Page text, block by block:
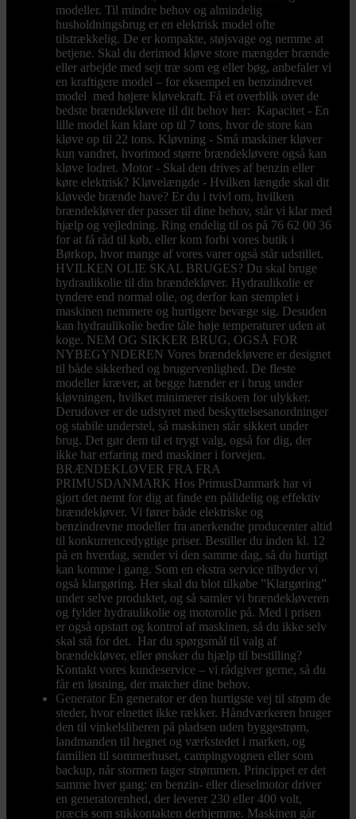
modeller. Til mindre behov og almindelig
husholdningsbrug er en elektrisk model ofte
tilstrækkelig. De er kompakte, støjsvage og nemme at
betjene. Skal du derimod kløve store mængder brænde
eller arbejde med sejt træ som eg eller bøg, anbefaler vi
en kraftigere model – for eksempel en benzindrevet
model med højere kløvekraft. Få et overblik over de
bedste brændekløvere til dit behov her: Kapacitet - En
lille model kan klare op til 7 tons, hvor de store kan
kløve op til 22 tons. Kløvning - Små maskiner kløver
kun vandret, hvorimod større brændekløvere også kan
kløve lodret. Motor - Skal den drives af benzin eller
køre elektrisk? Kløvelængde - Hvilken længde skal dit
kløvede brænde have? Er du i tvivl om, hvilken
brændekløver der passer til dine behov, står vi klar med
hjælp og vejledning. Ring endelig til os på 76 62 00 36
for at få råd til køb, eller kom forbi vores butik i
Børkop, hvor mange af vores varer også står udstillet.
HVILKEN OLIE SKAL BRUGES? Du skal bruge
hydraulikolie til din brændekløver. Hydraulikolie er
tyndere end normal olie, og derfor kan stemplet i
maskinen nemmere og hurtigere bevæge sig. Desuden
kan hydraulikolie bedre tåle høje temperaturer uden at
koge. NEM OG SIKKER BRUG, OGSÅ FOR
NYBEGYNDEREN Vores brændekløvere er designet
til både sikkerhed og brugervenlighed. De fleste
modeller kræver, at begge hænder er i brug under
kløvningen, hvilket minimerer risikoen for ulykker.
Derudover er de udstyret med beskyttelsesanordninger
og stabile understel, så maskinen står sikkert under
brug. Det gør dem til et trygt valg, også for dig, der
ikke har erfaring med maskiner i forvejen.
BRÆNDEKLØVER FRA FRA
PRIMUSDANMARK Hos PrimusDanmark har vi
gjort det nemt for dig at finde en pålidelig og effektiv
brændekløver. Vi fører både elektriske og
benzindrevne modeller fra anerkendte producenter altid
til konkurrencedygtige priser. Bestiller du inden kl. 12
på en hverdag, sender vi den samme dag, så du hurtigt
kan komme i gang. Som en ekstra service tilbyder vi
også klargøring. Her skal du blot tilkøbe ”Klargøring”
under selve produktet, og så samler vi brændekløveren
og fylder hydraulikolie og motorolie på. Med i prisen
er også opstart og kontrol af maskinen, så du ikke selv
skal stå for det. Har du spørgsmål til valg af
brændekløver, eller ønsker du hjælp til bestilling?
Kontakt vores kundeservice – vi rådgiver gerne, så du
får en løsning, der matcher dine behov.
Generator En generator er den hurtigste vej til strøm de
steder, hvor elnettet ikke rækker. Håndværkeren bruger
den til vinkelsliberen på pladsen uden byggestrøm,
landmanden til hegnet og værkstedet i marken, og
familien til sommerhuset, campingvognen eller som
backup, når stormen tager strømmen. Princippet er det
samme hver gang: en benzin- eller dieselmotor driver
en generatorenhed, der leverer 230 eller 400 volt,
præcis som stikkontakten derhjemme. Maskinen går